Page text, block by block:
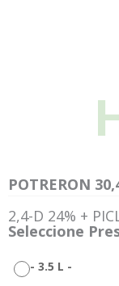
POTRERON
2,4-D 24% +
Seleccione
- 3.5 L -